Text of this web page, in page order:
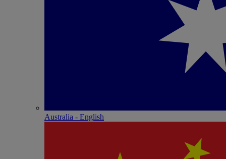
Australia - English